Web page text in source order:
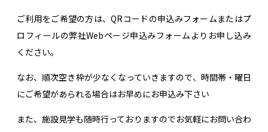
ご利用をご希望の方は、QRコードの申込みフォームまたはプ
ロフィールの弊社Webページ申込みフォームよりお申し込み
ください。
なお、順次空き枠が少なくなっていきますので、時間帯・曜日
にご希望があられる場合はお早めにお申込み下さい
また、施設見学も随時行っておりますのでお気軽にお問い合わ